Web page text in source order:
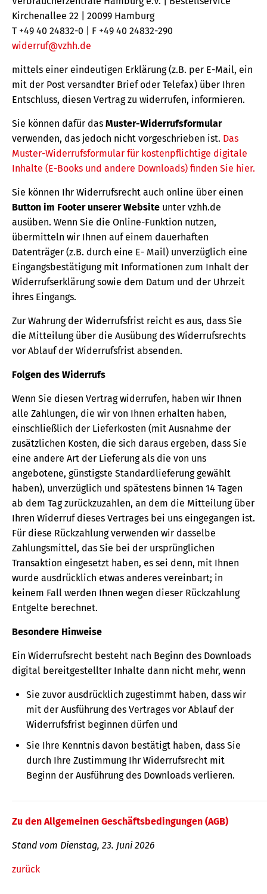
Kirchenallee 22 | 20099 Hamburg
T +49 40 24832-0 | F +49 40 24832-290
widerruf@vzhh.de
mittels einer eindeutigen Erklärung (z.B. per E-Mail, ein
mit der Post versandter Brief oder Telefax) über Ihren
Entschluss, diesen Vertrag zu widerrufen, informieren.
Sie können dafür das Muster-Widerrufsformular
verwenden, das jedoch nicht vorgeschrieben ist. Das
Muster-Widerrufsformular für kostenpflichtige digitale
Inhalte (E-Books und andere Downloads) finden Sie hier.
Sie können Ihr Widerrufsrecht auch online über einen
Button im Footer unserer Website unter vzhh.de
ausüben. Wenn Sie die Online-Funktion nutzen,
übermitteln wir Ihnen auf einem dauerhaften
Datenträger (z.B. durch eine E- Mail) unverzüglich eine
Eingangsbestätigung mit Informationen zum Inhalt der
Widerrufserklärung sowie dem Datum und der Uhrzeit
ihres Eingangs.
Zur Wahrung der Widerrufsfrist reicht es aus, dass Sie
die Mitteilung über die Ausübung des Widerrufsrechts
vor Ablauf der Widerrufsfrist absenden.
Folgen des Widerrufs
Wenn Sie diesen Vertrag widerrufen, haben wir Ihnen
alle Zahlungen, die wir von Ihnen erhalten haben,
einschließlich der Lieferkosten (mit Ausnahme der
zusätzlichen Kosten, die sich daraus ergeben, dass Sie
eine andere Art der Lieferung als die von uns
angebotene, günstigste Standardlieferung gewählt
haben), unverzüglich und spätestens binnen 14 Tagen
ab dem Tag zurückzuzahlen, an dem die Mitteilung über
Ihren Widerruf dieses Vertrages bei uns eingegangen ist.
Für diese Rückzahlung verwenden wir dasselbe
Zahlungsmittel, das Sie bei der ursprünglichen
Transaktion eingesetzt haben, es sei denn, mit Ihnen
wurde ausdrücklich etwas anderes vereinbart; in
keinem Fall werden Ihnen wegen dieser Rückzahlung
Entgelte berechnet.
Besondere Hinweise
Ein Widerrufsrecht besteht nach Beginn des Downloads
digital bereitgestellter Inhalte dann nicht mehr, wenn
Sie zuvor ausdrücklich zugestimmt haben, dass wir
mit der Ausführung des Vertrages vor Ablauf der
Widerrufsfrist beginnen dürfen und
Sie Ihre Kenntnis davon bestätigt haben, dass Sie
durch Ihre Zustimmung Ihr Widerrufsrecht mit
Beginn der Ausführung des Downloads verlieren.
Zu den Allgemeinen Geschäftsbedingungen (AGB)
Stand vom Dienstag, 23. Juni 2026
zurück